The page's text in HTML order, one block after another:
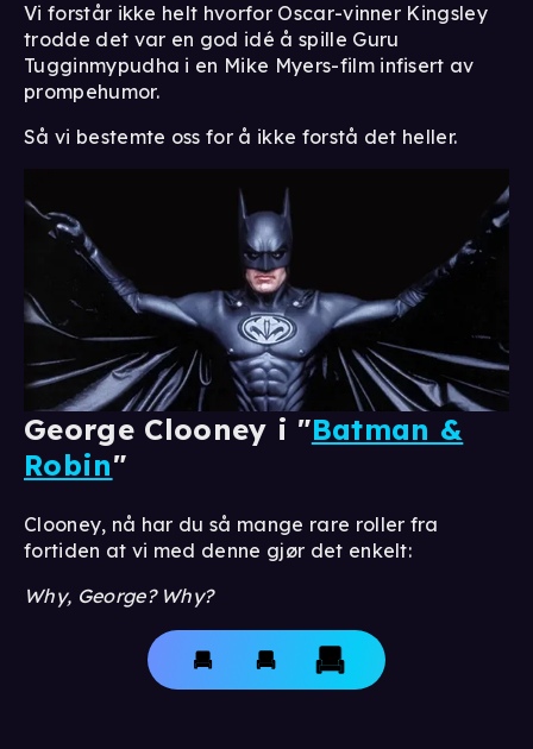
Vi forstår ikke helt hvorfor Oscar-vinner Kingsley
trodde det var en god idé å spille Guru
Tugginmypudha i en Mike Myers-film infisert av
prompehumor.
Så vi bestemte oss for å ikke forstå det heller.
George Clooney i "Batman &
Robin"
Clooney, nå har du så mange rare roller fra
fortiden at vi med denne gjør det enkelt:
Why, George? Why?